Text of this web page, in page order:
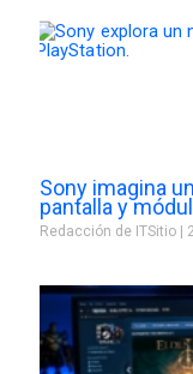
Sony imagina
pantalla y
Redacción de ITSitio